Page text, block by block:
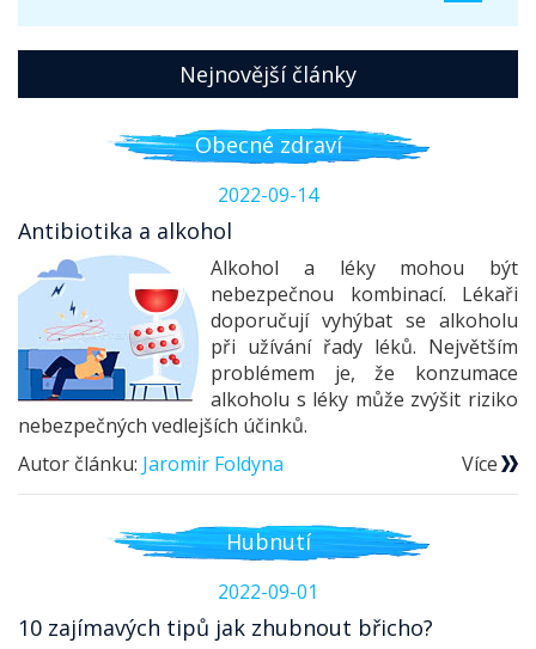
Nejnovější články
Obecné zdraví
2022-09-14
Antibiotika a alkohol
Alkohol a léky mohou být
nebezpečnou kombinací. Lékaři
doporučují vyhýbat se alkoholu
při užívání řady léků. Největším
problémem je, že konzumace
alkoholu s léky může zvýšit riziko
nebezpečných vedlejších účinků.
Autor článku: Jaromir Foldyna Více
Hubnutí
2022-09-01
10 zajímavých tipů jak zhubnout břicho?